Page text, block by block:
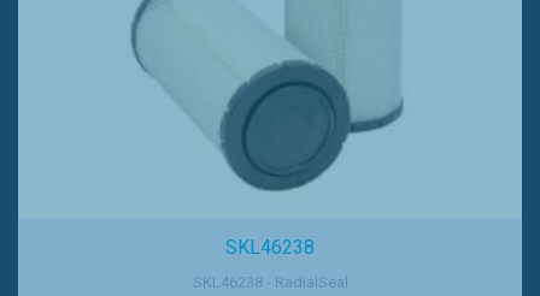
SKL46238
SKL46238 - RadialSeal